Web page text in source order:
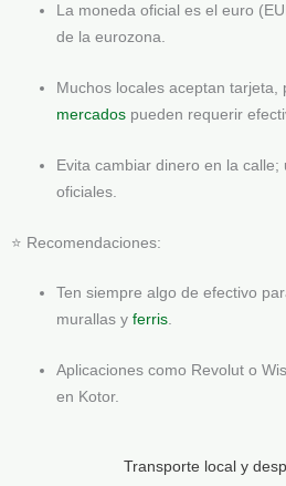
La moneda oficial es el euro
de la eurozona.
Muchos locales aceptan tarjeta,
mercados pueden requerir
Evita cambiar dinero en la
oficiales.
⭐ Recomendaciones:
Ten siempre algo de efectivo
murallas yferris.
Aplicaciones como Revolut o
en Kotor.
Transporte local y